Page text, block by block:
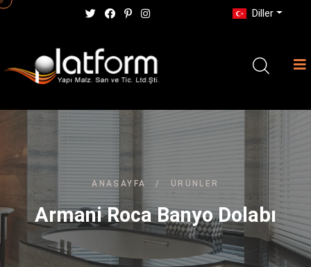
Diller
ANASAYFA / ÜRÜNLER
Armani Roca Banyo Dolabı